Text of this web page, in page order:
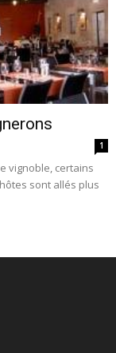
1
vignoble, certains
sont allés plus